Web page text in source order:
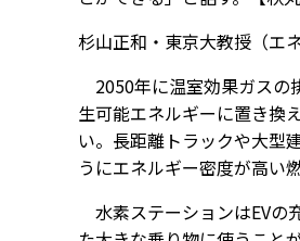
杉山正和・東京大教授（エ
2050年に温室効果ガスの
生可能エネルギーに置き換
い。長距離トラックや大型
うにエネルギー密度が高い
水素ステーションはEVの